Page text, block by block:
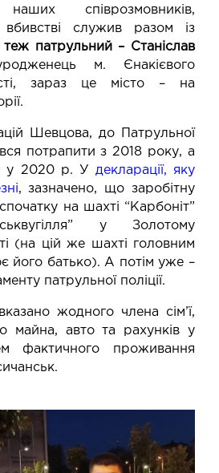
співрозмовників,
служив разом із
теж патрульний – Станіслав
м. Єнакієвого
зараз це місто – на
Шевцова, до Патрульної
потрапити з 2018 року, а
у 2020 р. У
декларації, яку
, зазначено, що заробітну
на шахті “Карбоніт”
у Золотому
(на цій же шахті головним
його батько). А потім уже –
патрульної поліції.
жодного члена сім’ї,
майна, авто та рахунків у
фактичного проживання